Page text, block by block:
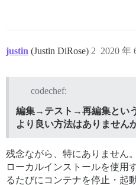
justin (Justin DiRose) 2020 年
2
codechef:
編集→テスト→再編集とい
より良い方法はありません
残念ながら、特にありません
ローカルインストールを使用
るたびにコンテナを停止・起